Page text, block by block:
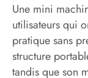
Une mini
utilisateurs qui
pratique sans
structure
tandis que son